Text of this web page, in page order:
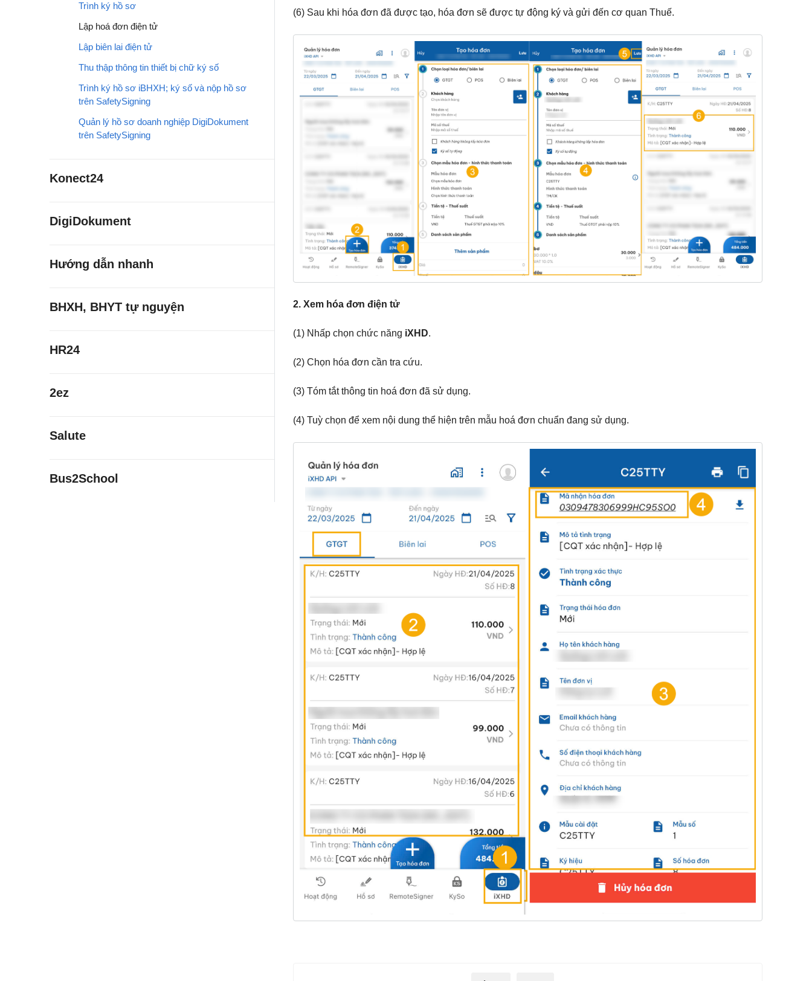
Trình ký hồ sơ
Lập hoá đơn điện tử
Lập biên lai điện tử
Thu thập thông tin thiết bị chữ ký số
Trình ký hồ sơ iBHXH; ký số và nộp hồ sơ
trên SafetySigning
Quản lý hồ sơ doanh nghiệp DigiDokument
trên SafetySigning
Konect24
DigiDokument
Hướng dẫn nhanh
BHXH, BHYT tự nguyện
HR24
2ez
Salute
Bus2School
(6) Sau khi hóa đơn đã được tạo, hóa đơn sẽ được tự động ký và gửi đến cơ quan Thuế.
2. Xem hóa đơn điện tử
(1) Nhấp chọn chức năng iXHD.
(2) Chọn hóa đơn cần tra cứu.
(3) Tóm tắt thông tin hoá đơn đã sử dụng.
(4) Tuỳ chọn để xem nội dung thể hiện trên mẫu hoá đơn chuẩn đang sử dụng.